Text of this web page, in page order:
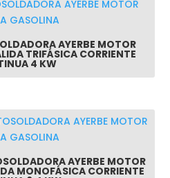
AYERBE MOTOR
TRIFÁSICA CORRIENTE
4 KW
AYERBE MOTOR
MONOFÁSICA CORRIENTE